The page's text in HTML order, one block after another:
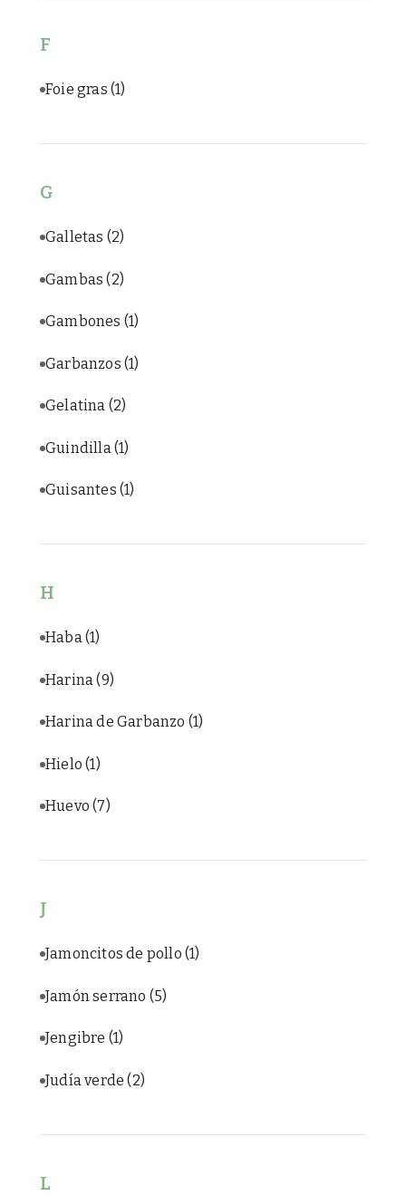
F
Foie gras (1)
G
Galletas (2)
Gambas(2)
Gambones (1)
Garbanzos (1)
Gelatina (2)
Guindilla (1)
Guisantes (1)
H
Haba(1)
Harina(9)
Harina de Garbanzo (1)
Hielo(1)
Huevo(7)
J
Jamoncitos de pollo (1)
Jamón serrano (5)
Jengibre (1)
Judía verde(2)
L